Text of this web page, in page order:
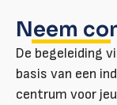
Neem
De begeleiding
basis van een
centrum voor